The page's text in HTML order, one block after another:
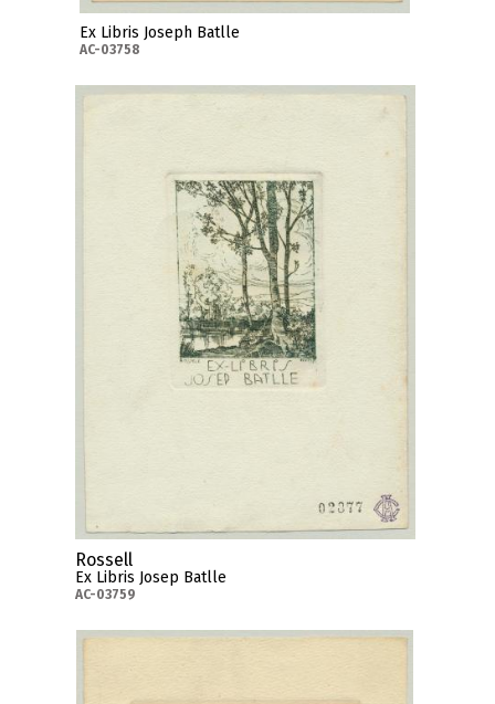
Ex Libris Joseph Batlle
AC-03758
Rossell
Ex Libris Josep Batlle
AC-03759